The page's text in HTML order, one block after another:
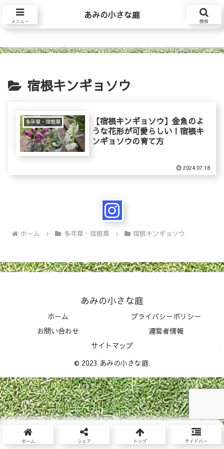
あみの小さな庭
宿根キンギョソウ
多年草・宿根草
【宿根キンギョソウ】金魚のよ
うな花形が可愛らしい！宿根キ
ンギョソウの育て方
2024.07.18
ホーム 多年草・宿根草 宿根キンギョソウ
あみの小さな庭
ホーム
プライバシーポリシー
お問い合わせ
運営者情報
サイトマップ
© 2023 あみの小さな庭.
メニュー
あみの小さな庭
検索
ホーム シェア トップ サイドバー